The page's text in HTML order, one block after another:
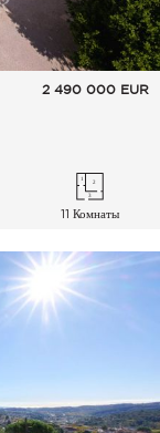
2 490 000 EUR
11 Комнаты